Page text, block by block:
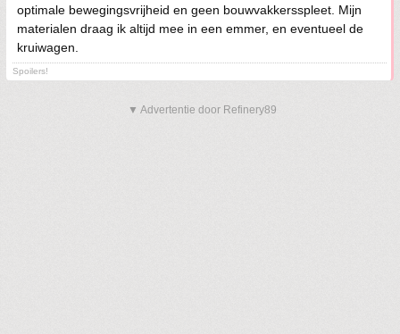
optimale bewegingsvrijheid en geen bouwvakkersspleet. Mijn
materialen draag ik altijd mee in een emmer, en eventueel de
kruiwagen.
Spoilers!
▼ Advertentie door Refinery89